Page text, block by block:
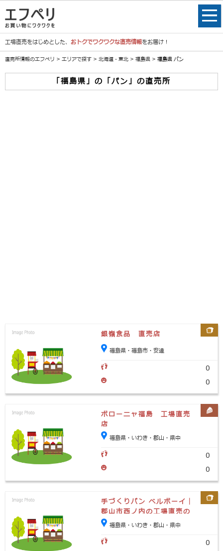
工場直売をはじめとした、 おトクでワクワクな直売情報をお届け！
直売所情報のエフペリ > エリアで探す > 北海道・東北 > 福島県 > 福島県 パン
「福島県」の「パン」の直売所
銀嶺食品 直売店
福島県・福島市・安達
0
0
ボローニャ福島 工場直売
店
福島県・いわき・郡山・県中
0
0
手づくりパン ベルボーイ｜
郡山市西ノ内の工場直売の
パン屋さん
福島県・いわき・郡山・県中
0